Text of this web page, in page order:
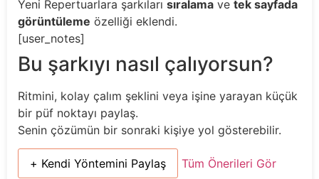
Yeni Repertuarlara şarkıları sıralama ve tek sayfada
görüntüleme özelliği eklendi.
[user_notes]
Bu şarkıyı nasıl çalıyorsun?
Ritmini, kolay çalım şeklini veya işine yarayan küçük
bir püf noktayı paylaş.
Senin çözümün bir sonraki kişiye yol gösterebilir.
+ Kendi Yöntemini Paylaş
Tüm Önerileri Gör